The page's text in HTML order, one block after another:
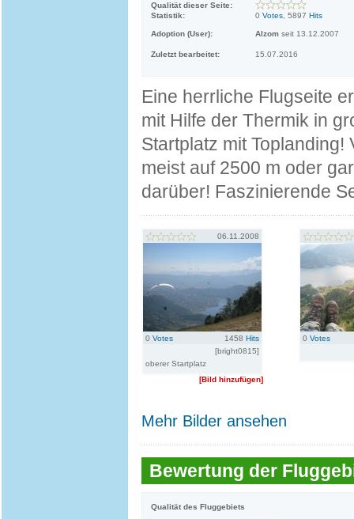
Qualität dieser Seite:
Statistik:
0 Votes , 5897 Hits
Adoption (User): Alzom seit 13.12.2007
Zuletzt bearbeitet: 15.07.2016
Eine herrliche Flugseite
mit Hilfe der Thermik in
Startplatz mit
meist auf 2500 m oder
darüber! Faszinierende
06.11.2008
0 Votes 1458 Hits
[bright0815]
oberer Startplatz
[Bild hinzufügen]
0 Votes
Mehr Bilder ansehen
Bewertung der
Qualität des Fluggebiets